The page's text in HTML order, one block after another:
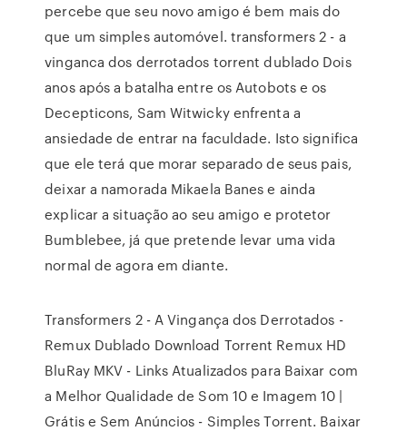
percebe que seu novo amigo é bem mais do
que um simples automóvel. transformers 2 - a
vinganca dos derrotados torrent dublado Dois
anos após a batalha entre os Autobots e os
Decepticons, Sam Witwicky enfrenta a
ansiedade de entrar na faculdade. Isto significa
que ele terá que morar separado de seus pais,
deixar a namorada Mikaela Banes e ainda
explicar a situação ao seu amigo e protetor
Bumblebee, já que pretende levar uma vida
normal de agora em diante.
Transformers 2 - A Vingança dos Derrotados -
Remux Dublado Download Torrent Remux HD
BluRay MKV - Links Atualizados para Baixar com
a Melhor Qualidade de Som 10 e Imagem 10 |
Grátis e Sem Anúncios - Simples Torrent. Baixar